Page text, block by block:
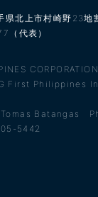
県北上市村崎野23地
（代表）
CORPORATION
First Philippines
Batangas
5442